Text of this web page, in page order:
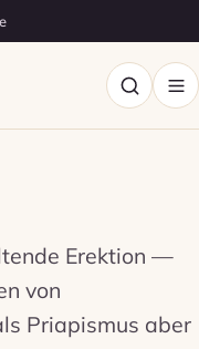
Erektion —
von
Priapismus aber